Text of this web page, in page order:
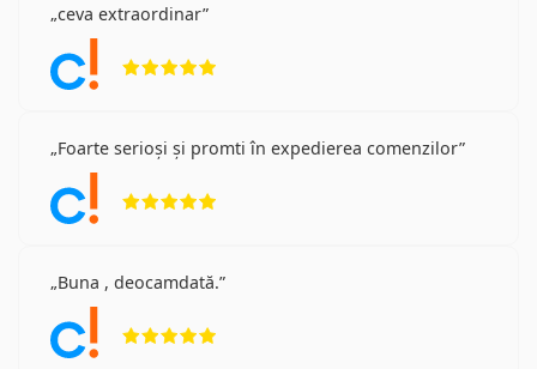
ceva extraordinar
Foarte serioși și promti în expedierea comenzilor
Buna , deocamdată.